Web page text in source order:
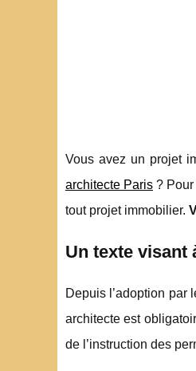
Vous avez un projet
architecte Paris ?
tout projet immobilier.
Un texte visant
Depuis l’adoption par
architecte est
de l’instruction des